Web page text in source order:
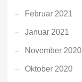
Februar 2021
Januar 2021
November 2020
Oktober 2020